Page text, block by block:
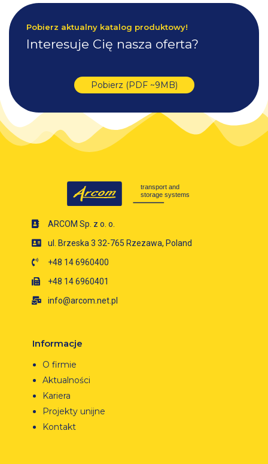
Pobierz aktualny katalog produktowy!
Interesuje Cię nasza oferta?
Pobierz (PDF ~9MB)
ARCOM Sp. z o. o.
ul. Brzeska 3 32-765 Rzezawa, Poland
+48 14 6960400
+48 14 6960401
info@arcom.net.pl
Informacje
O firmie
Aktualności
Kariera
Projekty unijne
Kontakt